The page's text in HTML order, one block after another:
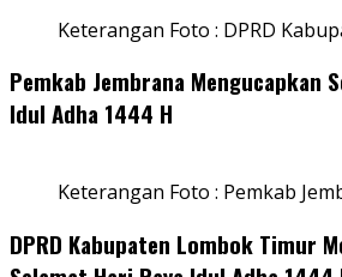
Keterangan Foto : DPRD
Pemkab Jembrana Mengucapkan
Idul Adha 1444 H
Keterangan Foto : Pemkab
DPRD Kabupaten Lombok Timur